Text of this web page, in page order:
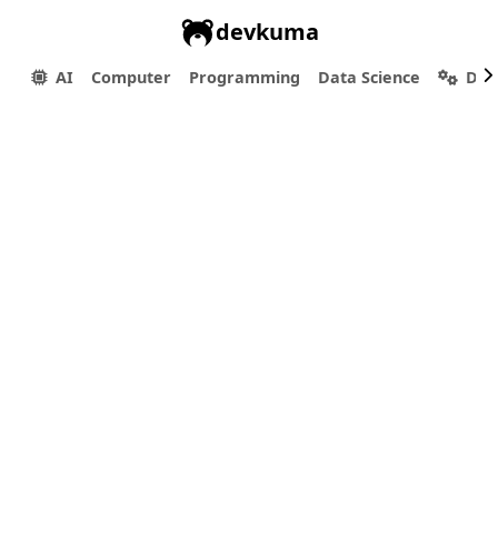
devkuma
AI Computer Programming Data Science